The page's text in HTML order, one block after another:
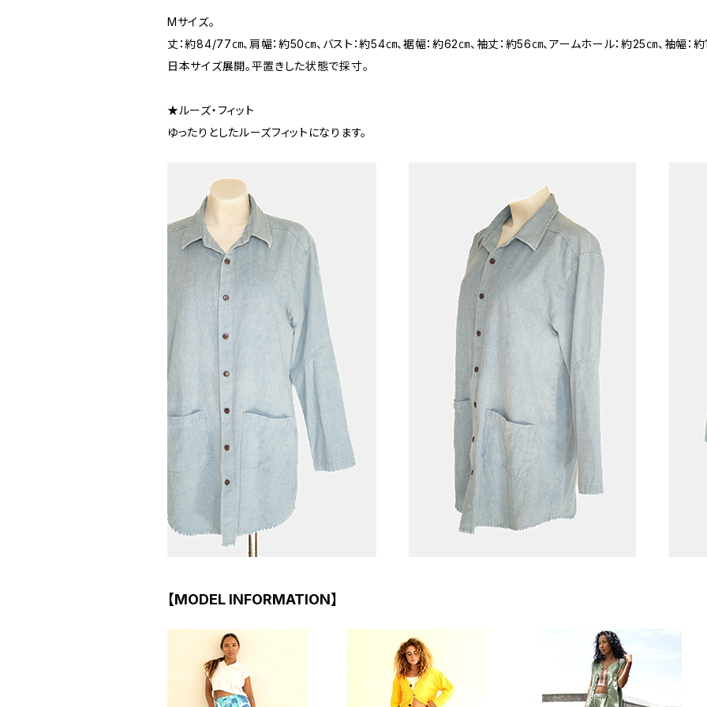
Mサイズ。
丈：約84/77㎝、肩幅：約50㎝、バスト：約54㎝、裾幅：約62㎝、袖丈：約56㎝、アームホール：約25㎝、袖幅：
日本サイズ展開。平置きした状態で採寸。
★ルーズ・フィット
ゆったりとしたルーズフィットになります。
【MODEL INFORMATION】